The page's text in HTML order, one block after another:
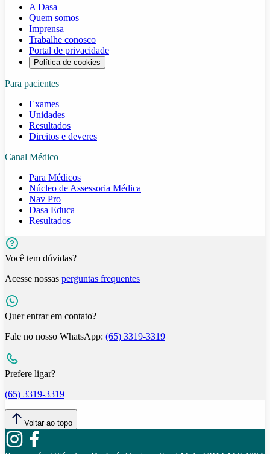
A Dasa
Quem somos
Imprensa
Trabalhe conosco
Portal de privacidade
Política de cookies
Para pacientes
Exames
Unidades
Resultados
Direitos e deveres
Canal Médico
Para Médicos
Núcleo de Assessoria Médica
Nav Pro
Dasa Educa
Resultados
Você tem dúvidas?
Acesse nossas perguntas frequentes
Quer entrar em contato?
Fale no nosso WhatsApp: (65) 3319-3319
Prefere ligar?
(65) 3319-3319
Voltar ao topo